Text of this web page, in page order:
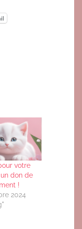
votre
don de
!
2024